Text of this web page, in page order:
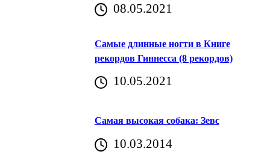
08.05.2021
Самые длинные ногти в Книге
рекордов Гиннесса (8 рекордов)
10.05.2021
Самая высокая собака: Зевс
10.03.2014